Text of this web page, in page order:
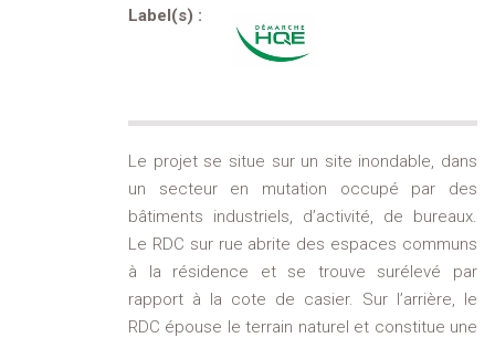
Label(s) :
Le projet se situe sur un site inondable, dans
un secteur en mutation occupé par des
bâtiments industriels, d’activité, de bureaux.
Le RDC sur rue abrite des espaces communs
à la résidence et se trouve surélevé par
rapport à la cote de casier. Sur l’arrière, le
RDC épouse le terrain naturel et constitue une